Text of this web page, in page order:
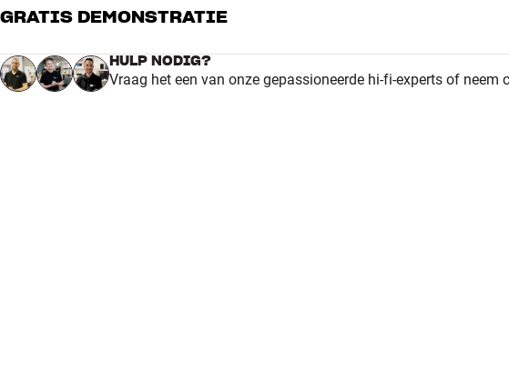
Gewicht verpakking (kg)
ALGEMENE KARAKTERISTIEKEN
5
4
3 1
GRATIS DEMONSTRATIE
HULP NODIG?
Vraag het een van onze gepassioneerde hi-fi-experts of neem